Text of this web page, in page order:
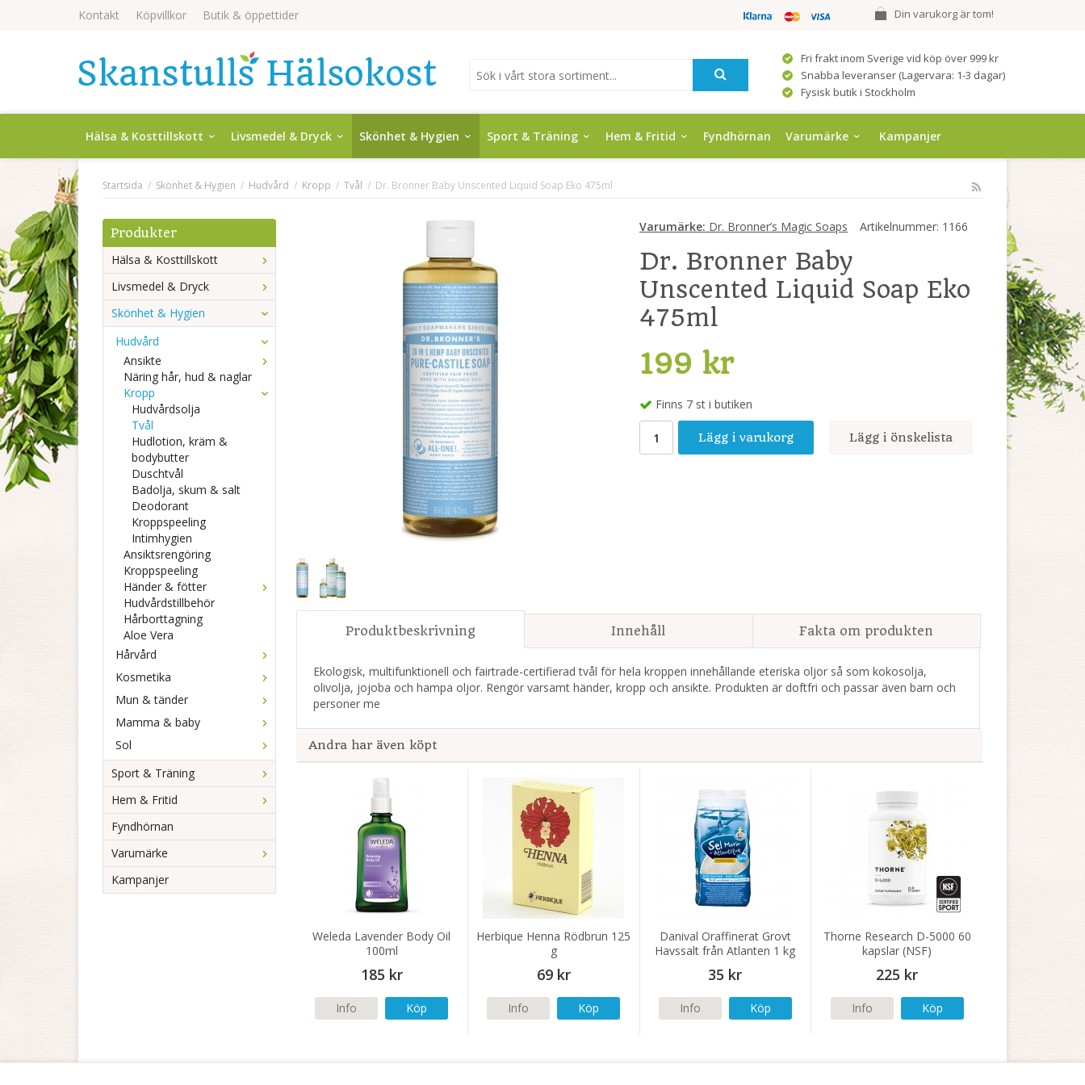
Kontakt Köpvillkor Butik & öppettider Din varukorg är tom!
Fri frakt inom Sverige vid köp över 999 kr
Snabba leveranser (Lagervara: 1-3 dagar)
Fysisk butik i Stockholm
Hälsa & Kosttillskott Livsmedel & Dryck Skönhet & Hygien Sport & Träning Hem & Fritid Fyndhörnan Varumärke Kampanjer
Startsida / Skönhet & Hygien / Hudvård / Kropp / Tvål / Dr. Bronner Baby Unscented Liquid Soap Eko 475ml
Produkter
Hälsa & Kosttillskott
Livsmedel & Dryck
Skönhet & Hygien
Hudvård
Ansikte
Näring hår, hud & naglar
Kropp
Hudvårdsolja
Tvål
Hudlotion, kräm &
bodybutter
Duschtvål
Badolja, skum & salt
Deodorant
Kroppspeeling
Intimhygien
Ansiktsrengöring
Kroppspeeling
Händer & fötter
Hudvårdstillbehör
Hårborttagning
Aloe Vera
Hårvård
Kosmetika
Mun & tänder
Mamma & baby
Sol
Sport & Träning
Hem & Fritid
Fyndhörnan
Varumärke
Kampanjer
Varumärke: Dr. Bronner’s Magic Soaps Artikelnummer: 1166
Dr. Bronner Baby
Unscented Liquid Soap Eko
475ml
199 kr
Finns 7 st i butiken
Lägg i varukorg Lägg i önskelista
Produktbeskrivning Innehåll Fakta om produkten
Ekologisk, multifunktionell och fairtrade-certifierad tvål för hela kroppen innehållande eteriska oljor så som kokosolja,
olivolja, jojoba och hampa oljor. Rengör varsamt händer, kropp och ansikte. Produkten är doftfri och passar även barn och
personer me
Andra har även köpt
Weleda Lavender Body Oil
100ml
185 kr
Info Köp
Herbique Henna Rödbrun 125
g
69 kr
Info Köp
Danival Oraffinerat Grovt
Havssalt från Atlanten 1 kg
35 kr
Info Köp
Thorne Research D-5000 60
kapslar (NSF)
225 kr
Info Köp